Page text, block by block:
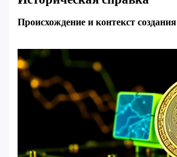
Происхождение и контекст создания